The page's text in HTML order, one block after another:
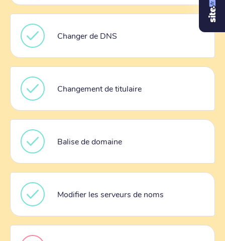
Changer de DNS
Changement de titulaire
Balise de domaine
Modifier les serveurs de noms